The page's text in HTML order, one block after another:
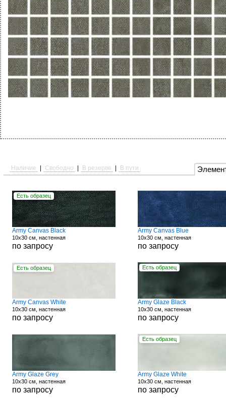
Наличие Свободно В резерве В пути
Есть образец
Army Canvas Black
10x30 см, настенная
по запросу
Army Canvas Blue
10x30 см, настенная
по запросу
Есть образец
Army Canvas White
10x30 см, настенная
по запросу
Есть образец
Army Glaze Black
10x30 см, настенная
по запросу
Army Glaze Grey
10x30 см, настенная
по запросу
Есть образец
Army Glaze White
10x30 см, настенная
по запросу